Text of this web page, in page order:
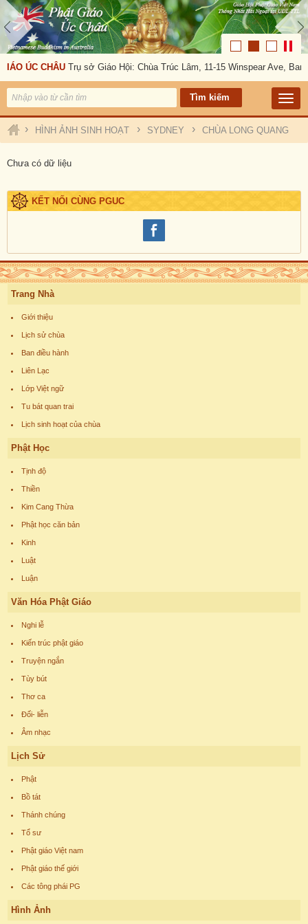
ÚC CHÂU Trụ sở Giáo Hội: Chùa Trúc Lâm, 11-15 Winspear Ave,
› HÌNH ẢNH SINH HOẠT › SYDNEY › CHÙA LONG QUANG
Chưa có dữ liệu
KẾT NỐI CÙNG PGUC
Trang Nhà
Giới thiệu
Lịch sử chùa
Ban điều hành
Liên Lạc
Lớp Việt ngữ
Tu bát quan trai
Lịch sinh hoạt của chùa
Phật Học
Tịnh độ
Thiền
Kim Cang Thừa
Phật học căn bản
Kinh
Luật
Luận
Văn Hóa Phật Giáo
Nghi lễ
Kiến trúc phật giáo
Truyện ngắn
Tùy bút
Thơ ca
Đối- liễn
Âm nhạc
Lịch Sử
Phật
Bồ tát
Thánh chúng
Tổ sư
Phật giáo Việt nam
Phật giáo thế giới
Các tông phái PG
Hình Ảnh